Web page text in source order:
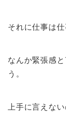
それに仕事は仕
なんか緊張感
う。
上手に言えな